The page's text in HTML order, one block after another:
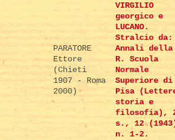
PARATORE
Ettore
(Chieti
1907 - Roma
2000)
VIRGILIO
georgico e
LUCANO.
Stralcio da:
Annali della
R. Scuola
Normale
Superiore di
Pisa
storia e
filosofia),
s., 12
n. 1-2.